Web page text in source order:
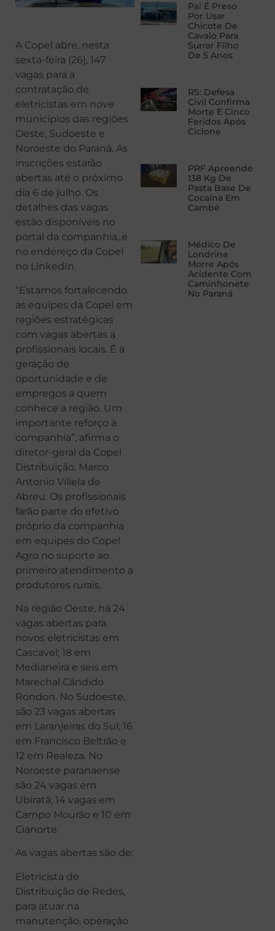
A Copel abre, nesta
sexta-feira (26), 147
vagas para a
contratação de
eletricistas em nove
municípios das regiões
Oeste, Sudoeste e
Noroeste do Paraná. As
inscrições estarão
abertas até o próximo
dia 6 de julho. Os
detalhes das vagas
estão disponíveis no
portal da companhia, e
no endereço da Copel
no LinkedIn.
“Estamos fortalecendo
as equipes da Copel em
regiões estratégicas
com vagas abertas a
profissionais locais. É a
geração de
oportunidade e de
empregos a quem
conhece a região. Um
importante reforço à
companhia”, afirma o
diretor-geral da Copel
Distribuição, Marco
Antonio Villela de
Abreu. Os profissionais
farão parte do efetivo
próprio da companhia
em equipes do Copel
Agro no suporte ao
primeiro atendimento a
produtores rurais.
Na região Oeste, há 24
vagas abertas para
novos eletricistas em
Cascavel; 18 em
Medianeira e seis em
Marechal Cândido
Rondon. No Sudoeste,
são 23 vagas abertas
em Laranjeiras do Sul; 16
em Francisco Beltrão e
12 em Realeza. No
Noroeste paranaense
são 24 vagas em
Ubiratã; 14 vagas em
Campo Mourão e 10 em
Cianorte.
As vagas abertas são de:
Eletricista de
Distribuição de Redes,
para atuar na
manutenção, operação
Pai É Preso
Por Usar
Chicote De
Cavalo Para
Surrar Filho
De 5 Anos
RS: Defesa
Civil Confirma
Morte E Cinco
Feridos Após
Ciclone
PRF Apreende
138 Kg De
Pasta Base De
Cocaína Em
Cambé
Médico De
Londrina
Morre Após
Acidente Com
Caminhonete
No Paraná